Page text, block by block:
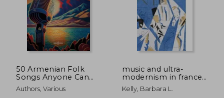
50 Armenian Folk
Songs Anyone Can
Sing (en Inglés)
Authors, Various
music and ultra-
modernism in france:
a fragile consensus,
1913-1939 (en Inglés)
Kelly, Barbara L.